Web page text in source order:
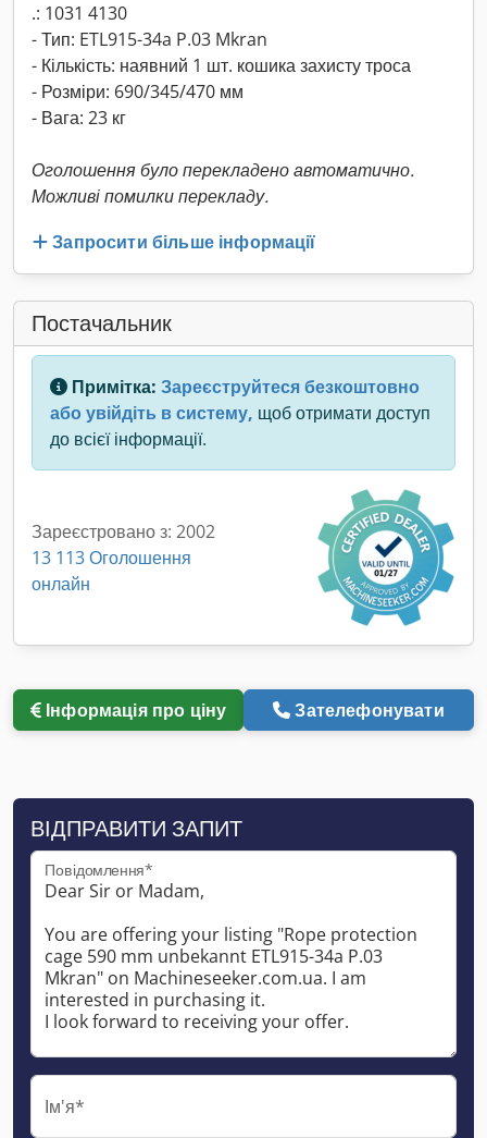
.: 1031 4130
- Тип: ETL915-34a P.03 Mkran
- Кількість: наявний 1 шт. кошика захисту троса
- Розміри: 690/345/470 мм
- Вага: 23 кг
Оголошення було перекладено автоматично.
Можливі помилки перекладу.
Запросити більше інформації
Постачальник
Примітка: Зареєструйтеся безкоштовно
або увійдіть в систему, щоб отримати доступ
до всієї інформації.
Зареєстровано з: 2002
13 113 Оголошення
онлайн
Інформація про ціну Зателефонувати
ВІДПРАВИТИ ЗАПИТ
Повідомлення*
Ім'я*